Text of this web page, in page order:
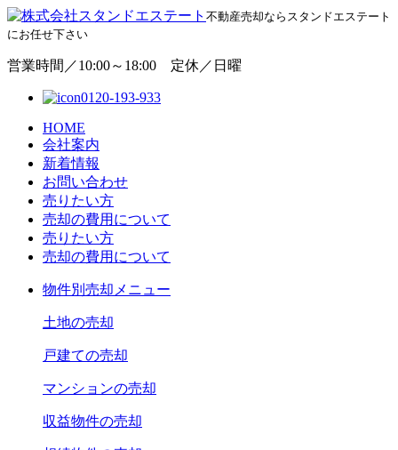
不動産売却ならスタンドエステート
にお任せ下さい
営業時間／10:00～18:00 定休／日曜
0120-193-933
HOME
会社案内
新着情報
お問い合わせ
売りたい方
売却の費用について
売りたい方
売却の費用について
物件別売却メニュー
土地の売却
戸建ての売却
マンションの売却
収益物件の売却